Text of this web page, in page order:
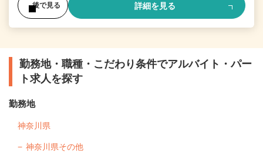
後で見る 詳細を見る
勤務地・職種・こだわり条件でアルバイト・パー
ト求人を探す
勤務地
神奈川県
神奈川県その他